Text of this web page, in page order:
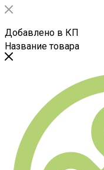
Добавлено в КП
Название товара